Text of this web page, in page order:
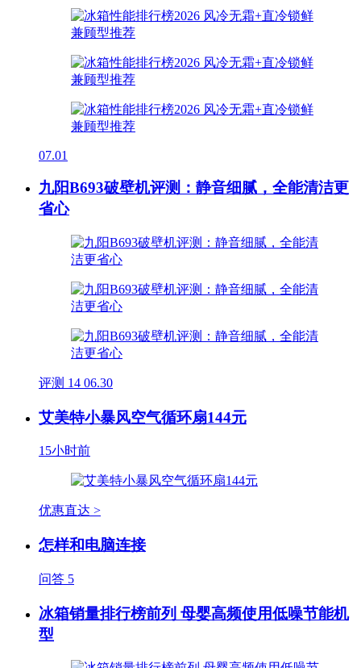
07.01
九阳B693破壁机评测：静音细腻，全能清洁更
省心
评测 14 06.30
艾美特小暴风空气循环扇144元
15小时前
优惠直达 >
怎样和电脑连接
问答 5
冰箱销量排行榜前列 母婴高频使用低噪节能机
型